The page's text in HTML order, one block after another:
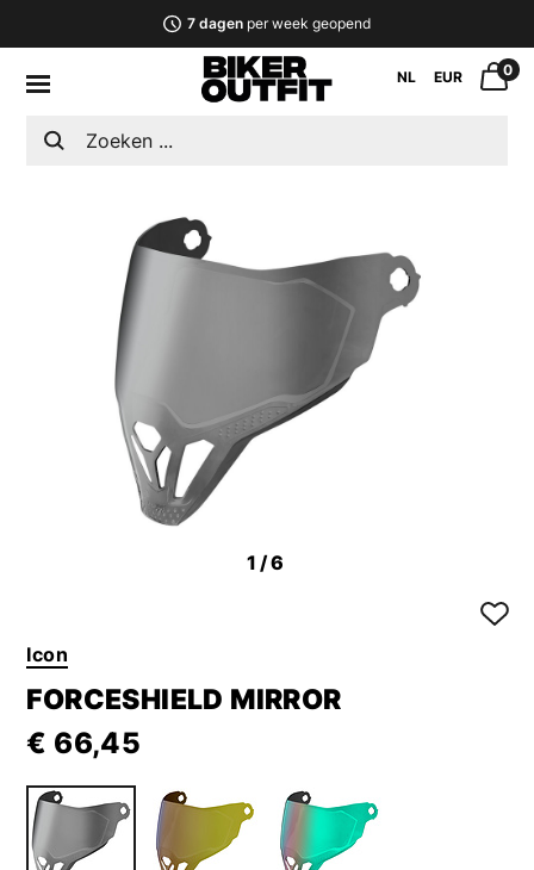
7 dagenper week geopend
NL EUR 0
1 /6
Icon
FORCESHIELD MIRROR
€ 66,45